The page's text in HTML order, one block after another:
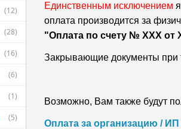
(12)
(28)
(16)
(6)
(1)
(5)
Единственным исключением
оплата производится за
"Оплата по счету № ХХХ от
Закрывающие документы при
Возможно, Вам также будут
Оплата за организацию /